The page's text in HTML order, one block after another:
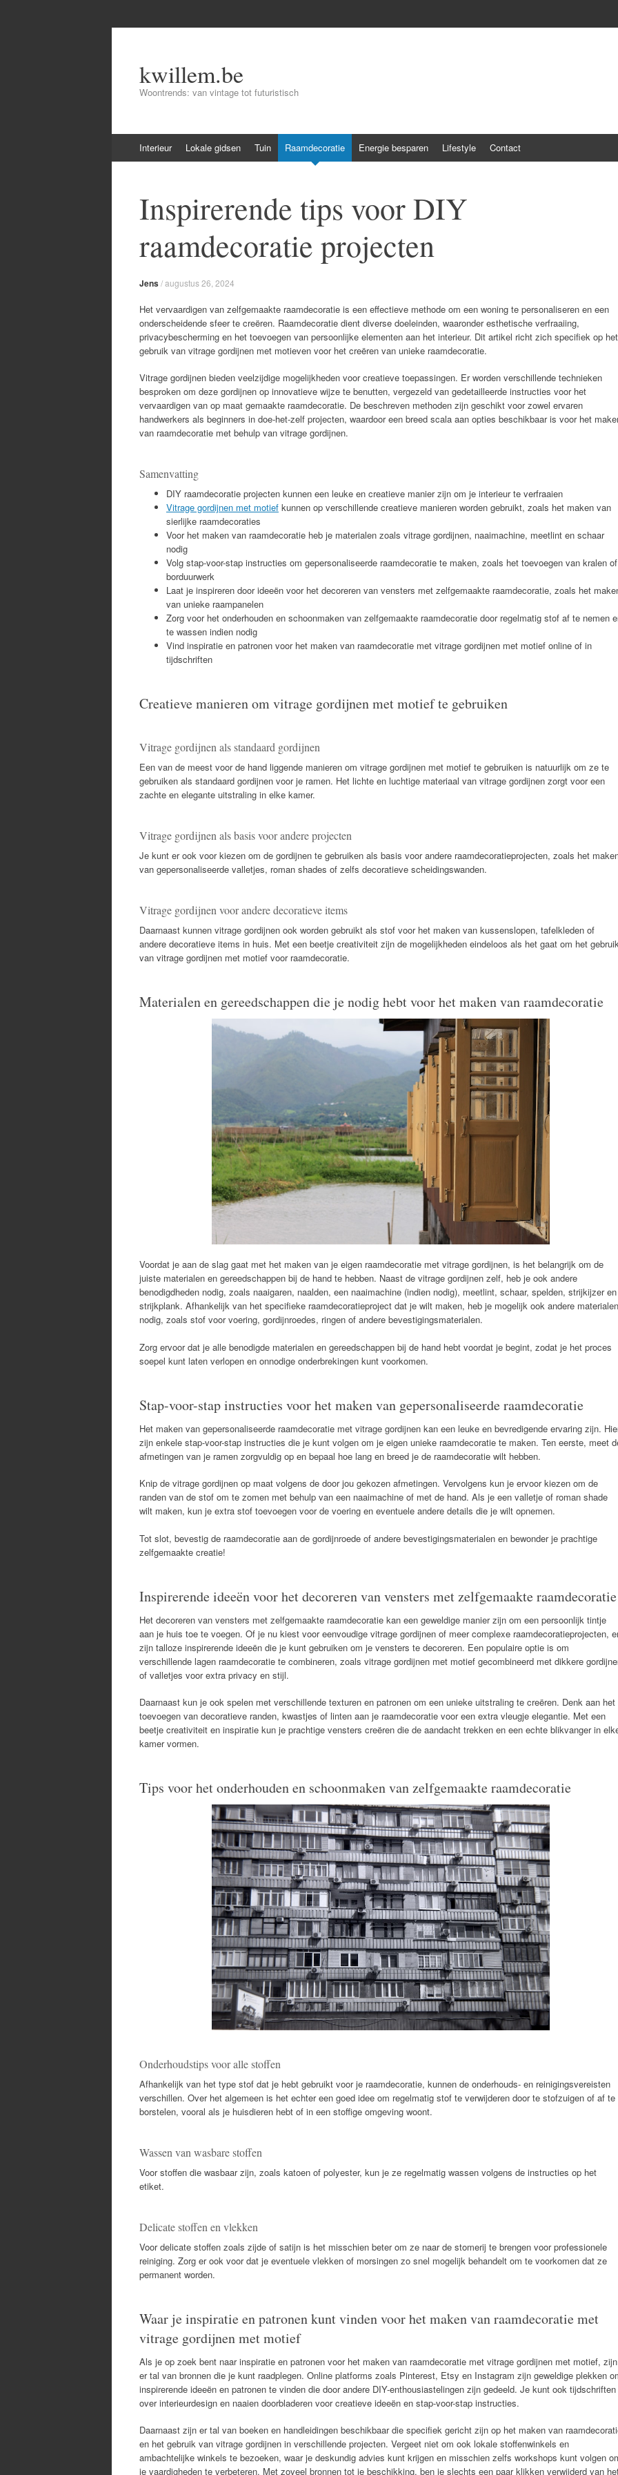
kwillem.be
Woontrends: van vintage tot futuristisch
to
Interieur Lokale gidsen Tuin Raamdecoratie Energie besparen Lifestyle Contact
Inspirerende tips voor DIY
raamdecoratie projecten
Jens/augustus 26, 2024
Het vervaardigen van zelfgemaakte raamdecoratie is een effectieve methode om een woning te personaliseren en een
onderscheidende sfeer te creëren. Raamdecoratie dient diverse doeleinden, waaronder esthetische verfraaiing,
privacybescherming en het toevoegen van persoonlijke elementen aan het interieur. Dit artikel richt zich specifiek op het
gebruik van vitrage gordijnen met motieven voor het creëren van unieke raamdecoratie.
Vitrage gordijnen bieden veelzijdige mogelijkheden voor creatieve toepassingen. Er worden verschillende technieken
besproken om deze gordijnen op innovatieve wijze te benutten, vergezeld van gedetailleerde instructies voor het
vervaardigen van op maat gemaakte raamdecoratie. De beschreven methoden zijn geschikt voor zowel ervaren
handwerkers als beginners in doe-het-zelf projecten, waardoor een breed scala aan opties beschikbaar is voor het
van raamdecoratie met behulp van vitrage gordijnen.
Samenvatting
DIY raamdecoratie projecten kunnen een leuke en creatieve manier zijn om je interieur te verfraaien
Vitrage gordijnen met motief kunnen op verschillende creatieve manieren worden gebruikt, zoals het maken van
sierlijke raamdecoraties
Voor het maken van raamdecoratie heb je materialen zoals vitrage gordijnen, naaimachine, meetlint en schaar
nodig
Volg stap-voor-stap instructies om gepersonaliseerde raamdecoratie te maken, zoals het toevoegen van kralen of
borduurwerk
Laat je inspireren door ideeën voor het decoreren van vensters met zelfgemaakte raamdecoratie, zoals het
van unieke raampanelen
Zorg voor het onderhouden en schoonmaken van zelfgemaakte raamdecoratie door regelmatig stof af te nemen
te wassen indien nodig
Vind inspiratie en patronen voor het maken van raamdecoratie met vitrage gordijnen met motief online of in
tijdschriften
Creatieve manieren om vitrage gordijnen met motief te gebruiken
Vitrage gordijnen als standaard gordijnen
Een van de meest voor de hand liggende manieren om vitrage gordijnen met motief te gebruiken is natuurlijk om ze te
gebruiken als standaard gordijnen voor je ramen. Het lichte en luchtige materiaal van vitrage gordijnen zorgt voor een
zachte en elegante uitstraling in elke kamer.
Vitrage gordijnen als basis voor andere projecten
Je kunt er ook voor kiezen om de gordijnen te gebruiken als basis voor andere raamdecoratieprojecten, zoals het
van gepersonaliseerde valletjes, roman shades of zelfs decoratieve scheidingswanden.
Vitrage gordijnen voor andere decoratieve items
Daarnaast kunnen vitrage gordijnen ook worden gebruikt als stof voor het maken van kussenslopen, tafelkleden of
andere decoratieve items in huis. Met een beetje creativiteit zijn de mogelijkheden eindeloos als het gaat om het
van vitrage gordijnen met motief voor raamdecoratie.
Materialen en gereedschappen die je nodig hebt voor het maken van raamdecoratie
Voordat je aan de slag gaat met het maken van je eigen raamdecoratie met vitrage gordijnen, is het belangrijk om de
juiste materialen en gereedschappen bij de hand te hebben. Naast de vitrage gordijnen zelf, heb je ook andere
benodigdheden nodig, zoals naaigaren, naalden, een naaimachine (indien nodig), meetlint, schaar, spelden, strijkijzer en
strijkplank. Afhankelijk van het specifieke raamdecoratieproject dat je wilt maken, heb je mogelijk ook andere materialen
nodig, zoals stof voor voering, gordijnroedes, ringen of andere bevestigingsmaterialen.
Zorg ervoor dat je alle benodigde materialen en gereedschappen bij de hand hebt voordat je begint, zodat je het proces
soepel kunt laten verlopen en onnodige onderbrekingen kunt voorkomen.
Stap-voor-stap instructies voor het maken van gepersonaliseerde raamdecoratie
Het maken van gepersonaliseerde raamdecoratie met vitrage gordijnen kan een leuke en bevredigende ervaring zijn.
zijn enkele stap-voor-stap instructies die je kunt volgen om je eigen unieke raamdecoratie te maken. Ten eerste, meet
afmetingen van je ramen zorgvuldig op en bepaal hoe lang en breed je de raamdecoratie wilt hebben.
Knip de vitrage gordijnen op maat volgens de door jou gekozen afmetingen. Vervolgens kun je ervoor kiezen om de
randen van de stof om te zomen met behulp van een naaimachine of met de hand. Als je een valletje of roman shade
wilt maken, kun je extra stof toevoegen voor de voering en eventuele andere details die je wilt opnemen.
Tot slot, bevestig de raamdecoratie aan de gordijnroede of andere bevestigingsmaterialen en bewonder je prachtige
zelfgemaakte creatie!
Inspirerende ideeën voor het decoreren van vensters met zelfgemaakte raamdecoratie
Het decoreren van vensters met zelfgemaakte raamdecoratie kan een geweldige manier zijn om een persoonlijk tintje
aan je huis toe te voegen. Of je nu kiest voor eenvoudige vitrage gordijnen of meer complexe raamdecoratieprojecten,
zijn talloze inspirerende ideeën die je kunt gebruiken om je vensters te decoreren. Een populaire optie is om
verschillende lagen raamdecoratie te combineren, zoals vitrage gordijnen met motief gecombineerd met dikkere
of valletjes voor extra privacy en stijl.
Daarnaast kun je ook spelen met verschillende texturen en patronen om een unieke uitstraling te creëren. Denk aan het
toevoegen van decoratieve randen, kwastjes of linten aan je raamdecoratie voor een extra vleugje elegantie. Met een
beetje creativiteit en inspiratie kun je prachtige vensters creëren die de aandacht trekken en een echte blikvanger in
kamer vormen.
Tips voor het onderhouden en schoonmaken van zelfgemaakte raamdecoratie
Onderhoudstips voor alle stoffen
Afhankelijk van het type stof dat je hebt gebruikt voor je raamdecoratie, kunnen de onderhouds- en reinigingsvereisten
verschillen. Over het algemeen is het echter een goed idee om regelmatig stof te verwijderen door te stofzuigen of af te
borstelen, vooral als je huisdieren hebt of in een stoffige omgeving woont.
Wassen van wasbare stoffen
Voor stoffen die wasbaar zijn, zoals katoen of polyester, kun je ze regelmatig wassen volgens de instructies op het
etiket.
Delicate stoffen en vlekken
Voor delicate stoffen zoals zijde of satijn is het misschien beter om ze naar de stomerij te brengen voor professionele
reiniging. Zorg er ook voor dat je eventuele vlekken of morsingen zo snel mogelijk behandelt om te voorkomen dat ze
permanent worden.
Waar je inspiratie en patronen kunt vinden voor het maken van raamdecoratie met
vitrage gordijnen met motief
Als je op zoek bent naar inspiratie en patronen voor het maken van raamdecoratie met vitrage gordijnen met motief, zijn
er tal van bronnen die je kunt raadplegen. Online platforms zoals Pinterest, Etsy en Instagram zijn geweldige plekken
inspirerende ideeën en patronen te vinden die door andere DIY-enthousiastelingen zijn gedeeld. Je kunt ook tijdschriften
over interieurdesign en naaien doorbladeren voor creatieve ideeën en stap-voor-stap instructies.
Daarnaast zijn er tal van boeken en handleidingen beschikbaar die specifiek gericht zijn op het maken van
en het gebruik van vitrage gordijnen in verschillende projecten. Vergeet niet om ook lokale stoffenwinkels en
ambachtelijke winkels te bezoeken, waar je deskundig advies kunt krijgen en misschien zelfs workshops kunt volgen
je vaardigheden te verbeteren. Met zoveel bronnen tot je beschikking, ben je slechts een paar klikken verwijderd van